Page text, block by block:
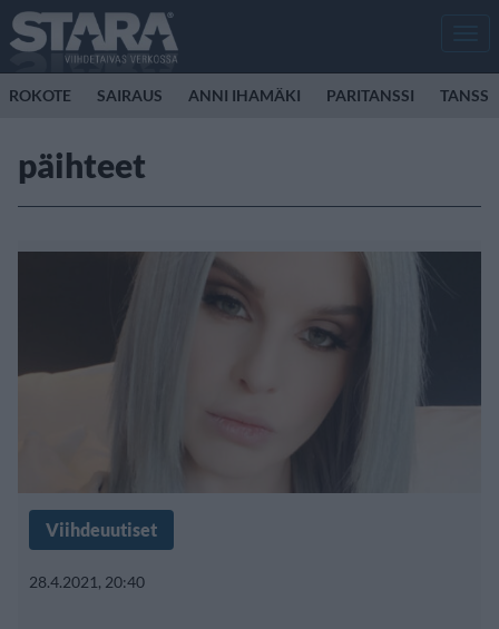
ROKOTE SAIRAUS ANNI IHAMÄKI PARITANSSI TANSSI
päihteet
Viihdeuutiset
28.4.2021, 20:40